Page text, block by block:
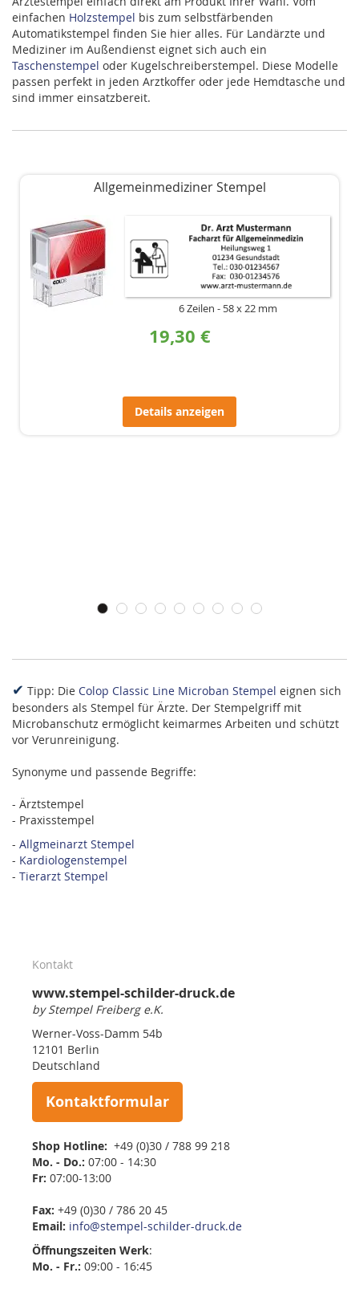
einfachen Holzstempel bis zum selbstfärbenden
Automatikstempel finden Sie hier alles. Für Landärzte und
Mediziner im Außendienst eignet sich auch ein
Taschenstempel oder Kugelschreiberstempel. Diese Modelle
passen perfekt in jeden Arztkoffer oder jede Hemdtasche und
sind immer einsatzbereit.
Allgemeinmediziner Stempel
6 Zeilen 58 x 22 mm
19,30 €
Details anzeigen
✔ Tipp: Die Colop Classic Line Microban Stempel eignen sich
besonders als Stempel für Ärzte. Der Stempelgriff mit
Microbanschutz ermöglicht keimarmes Arbeiten und schützt
vor Verunreinigung.
Synonyme und passende Begriffe:
- Ärztstempel
- Praxisstempel
- Allgmeinarzt Stempel
- Kardiologenstempel
- Tierarzt Stempel
Kontakt
www.stempel-schilder-druck.de
by Stempel Freiberg e.K.
Werner-Voss-Damm 54b
12101 Berlin
Deutschland
Kontaktformular
Shop Hotline: +49 (0)30 / 788 99 218
Mo. - Do.: 07:00 - 14:30
Fr: 07:00-13:00
Fax: +49 (0)30 / 786 20 45
Email: info@stempel-schilder-druck.de
Öffnungszeiten Werk:
Mo. - Fr.: 09:00 - 16:45